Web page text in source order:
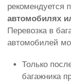
рекомендуется
автомобилях
Перевозка в
автомобилей
Только
багажника